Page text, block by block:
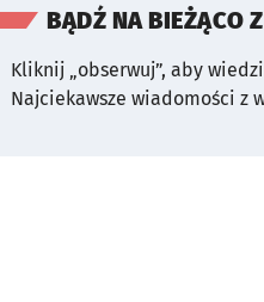
BĄDŹ NA BIEŻĄCO
Kliknij „obserwuj”, aby
Najciekawsze wiadomości z